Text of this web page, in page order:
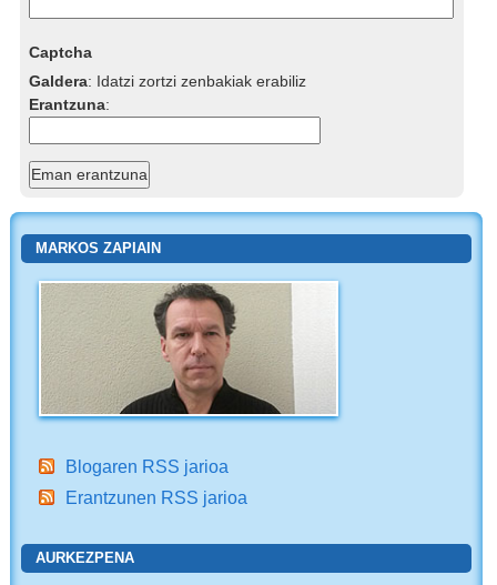
Captcha
Galdera: Idatzi zortzi zenbakiak erabiliz
Erantzuna:
MARKOS ZAPIAIN
Blogaren RSS jarioa
Erantzunen RSS jarioa
AURKEZPENA